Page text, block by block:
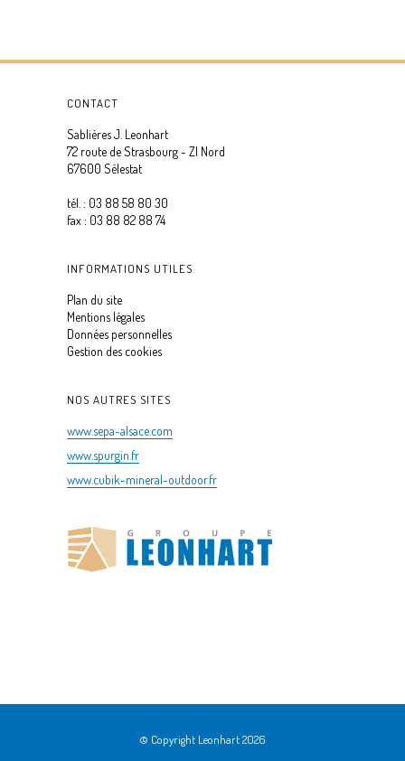
CONTACT
Sablières J. Leonhart
72 route de Strasbourg - ZI Nord
67600 Sélestat
tél. : 03 88 58 80 30
fax : 03 88 82 88 74
INFORMATIONS UTILES
Plan du site
Mentions légales
Données personnelles
Gestion des cookies
NOS AUTRES SITES
www.sepa-alsace.com
www.spurgin.fr
www.cubik-mineral-outdoor.fr
© Copyright Leonhart 2026